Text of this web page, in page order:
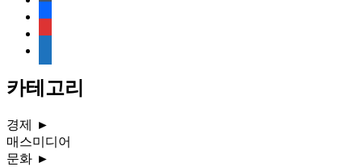
document
카테고리
경제
►
매스미디어
문화 ►